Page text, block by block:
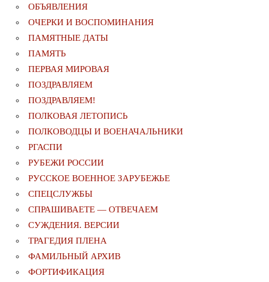
ОБЪЯВЛЕНИЯ
ОЧЕРКИ И ВОСПОМИНАНИЯ
ПАМЯТНЫЕ ДАТЫ
ПАМЯТЬ
ПЕРВАЯ МИРОВАЯ
ПОЗДРАВЛЯЕМ
ПОЗДРАВЛЯЕМ!
ПОЛКОВАЯ ЛЕТОПИСЬ
ПОЛКОВОДЦЫ И ВОЕНАЧАЛЬНИКИ
РГАСПИ
РУБЕЖИ РОССИИ
РУССКОЕ ВОЕННОЕ ЗАРУБЕЖЬЕ
СПЕЦСЛУЖБЫ
СПРАШИВАЕТЕ — ОТВЕЧАЕМ
СУЖДЕНИЯ. ВЕРСИИ
ТРАГЕДИЯ ПЛЕНА
ФАМИЛЬНЫЙ АРХИВ
ФОРТИФИКАЦИЯ